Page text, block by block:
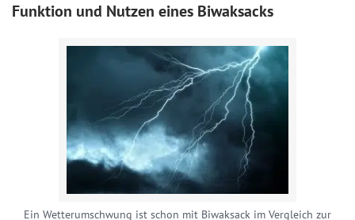
Funktion und Nutzen eines Biwaksacks
Ein Wetterumschwung ist schon mit Biwaksack im Vergleich zur